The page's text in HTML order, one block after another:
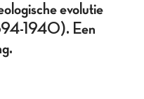
evolutie
1940). Een